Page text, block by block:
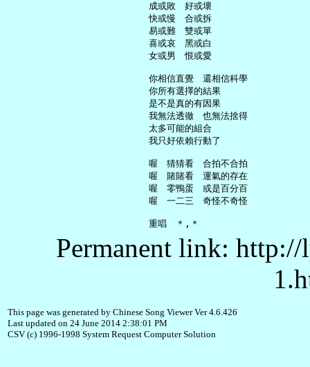
     成或敗　好或壞
     快或慢　合或拆
     易或難　雙或單
     喜或哀　黑或白
     女或男　恨或愛
     你相信直覺　還相信科學
     你所有選擇的結果
     是不是真的有因果
     我無法透徹　也無法捨得
     太多可能的組合
     我只好依賴行動了
     喔　猜猜看　合拍不合拍
     喔　賭賭看　運氣的存在
     喔　零鴨蛋　或是百分百
     喔　一二三　奇怪不奇怪
Permanent link:
This page was generated by Chinese Song Viewer Ver 4.6.426
Last updated on 24 June 2014 2:38:01 PM
CSV (c) 1996-1998 System Request Computer Solution